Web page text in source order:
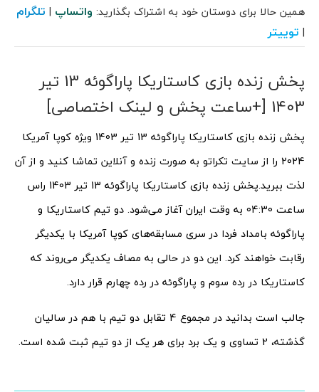
همین حالا برای دوستان خود به اشتراک بگذارید: واتساپ | تلگرام
| توییتر
پخش زنده بازی کاستاریکا پاراگوئه 13 تیر
1403 [+ساعت پخش و لینک اختصاصی]
پخش زنده بازی کاستاریکا پاراگوئه 13 تیر 1403 ویژه کوپا آمریکا
2024 را از سایت تکراتو به صورت زنده و آنلاین تماشا کنید و از آن
لذت ببرید.
پخش زنده بازی کاستاریکا پاراگوئه 13 تیر 1403 راس
ساعت 04:30 به وقت ایران آغاز می‌شود. دو تیم کاستاریکا و
پاراگوئه بامداد فردا در سری مسابقه‌های کوپا آمریکا با یکدیگر
رقابت خواهند کرد. این دو در حالی به مصاف یکدیگر می‌روند که
کاستاریکا در رده سوم و پاراگوئه در رده چهارم قرار دارد.
جالب است بدانید در مجموع 4 تقابل دو تیم با هم در سالیان
گذشته، 2 تساوی و یک برد برای هر یک از دو تیم ثبت شده است.